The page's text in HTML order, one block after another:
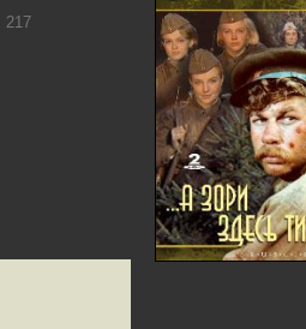
217